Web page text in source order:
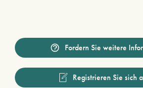
Fordern Sie weitere
Registrieren Sie sich